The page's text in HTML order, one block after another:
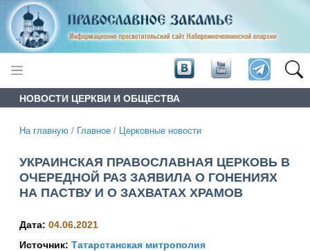
НОВОСТИ ЦЕРКВИ И ОБЩЕСТВА
На главную / Главное / Церковные новости
УКРАИНСКАЯ ПРАВОСЛАВНАЯ ЦЕРКОВЬ В
ОЧЕРЕДНОЙ РАЗ ЗАЯВИЛА О ГОНЕНИЯХ
НА ПАСТВУ И О ЗАХВАТАХ ХРАМОВ
Дата: 04.06.2021
Источник: Татарстанская митрополия